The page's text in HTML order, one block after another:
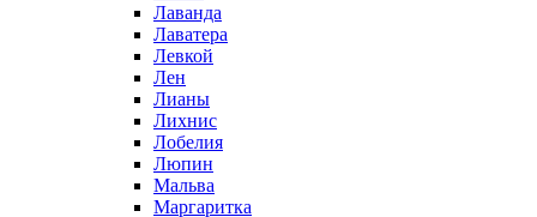
Лаванда
Лаватера
Левкой
Лен
Лианы
Лихнис
Лобелия
Люпин
Мальва
Маргаритка